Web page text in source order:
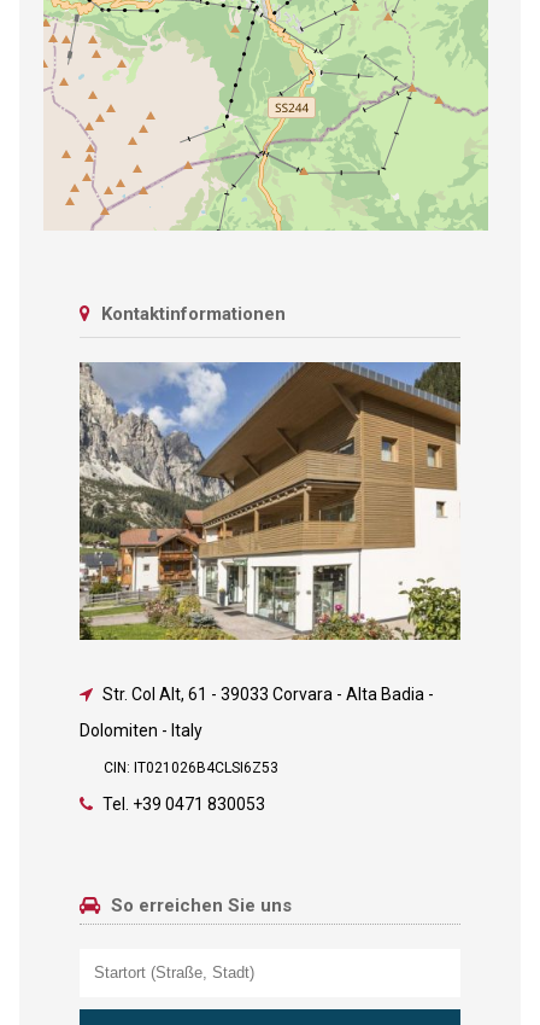
Kontaktinformationen
Str. Col Alt, 61 - 39033 Corvara - Alta Badia -
Dolomiten - Italy
CIN: IT021026B4CLSI6Z53
Tel. +39 0471 830053
So erreichen Sie uns